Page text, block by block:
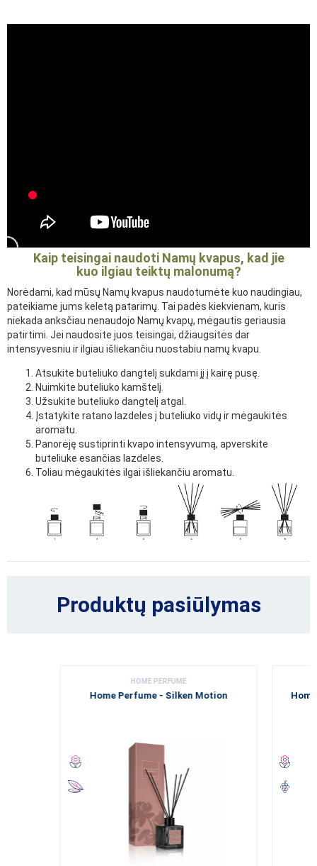
Kaip teisingai naudoti Namų kvapus, kad jie
kuo ilgiau teiktų malonumą?
Norėdami, kad mūsų Namų kvapus naudotumėte kuo naudingiau,
pateikiame jums keletą patarimų. Tai padės kiekvienam, kuris
niekada anksčiau nenaudojo Namų kvapų, mėgautis geriausia
patirtimi. Jei naudosite juos teisingai, džiaugsitės dar
intensyvesniu ir ilgiau išliekančiu nuostabiu namų kvapu.
Atsukite buteliuko dangtelį sukdami jį į kairę pusę.
Nuimkite buteliuko kamštelį.
Užsukite buteliuko dangtelį atgal.
Įstatykite ratano lazdeles į buteliuko vidų ir mėgaukitės
aromatu.
Panorėję sustiprinti kvapo intensyvumą, apverskite
buteliuke esančias lazdeles.
Toliau mėgaukitės ilgai išliekančiu aromatu.
Produktų pasiūlymas
HOME PERFUME
Home Perfume - Silken Motion